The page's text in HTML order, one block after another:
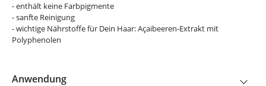
- enthält keine Farbpigmente
- sanfte Reinigung
- wichtige Nährstoffe für Dein Haar: Açaibeeren-Extrakt mit
Polyphenolen
Anwendung